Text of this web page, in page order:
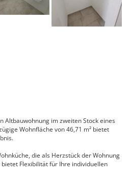
Altbauwohnung im zweiten Stock eines
Wohnfläche von 46,71 m² bietet
die als Herzstück der Wohnung
Flexibilität für Ihre individuellen